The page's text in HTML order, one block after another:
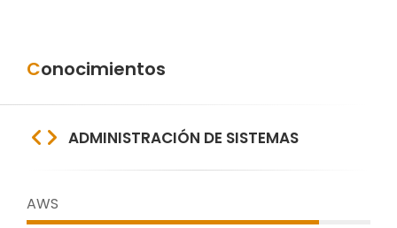
Conocimientos
ADMINISTRACIÓN DE SISTEMAS
AWS